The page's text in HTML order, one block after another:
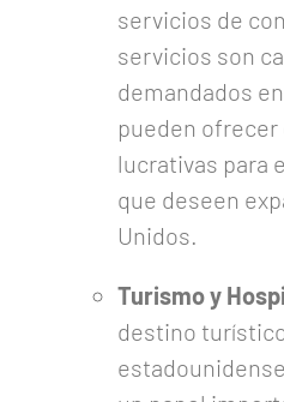
servicios de
servicios son
demandados
pueden
lucrativas para
que deseen
Unidos.
Turismo y
destino